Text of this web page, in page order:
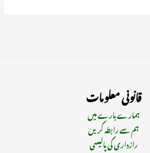
قانونی معلومات
ہمارے بارے میں
ہم سے رابطہ کریں
رازداری کی پالیسی